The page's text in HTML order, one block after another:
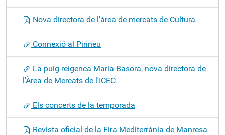
Nova directora de l'àrea de mercats de Cultura
Connexió al Pirineu
La puig-reigenca Maria Basora, nova directora de
l'Àrea de Mercats de l'ICEC
Els concerts de la temporada
Revista oficial de la Fira Mediterrània de Manresa